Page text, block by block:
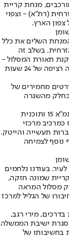
מנחת קריית
(רת"א) - וצפוי
הארץ.
השלים את כלל
בשלב זה
תאורת המסלול -
יורחב הרישיון גם לפעילות לילה, מה שיאפשר הפעלה רציפה של 24 שעות
מחמירים של
כחלק מהשגרה
המנחת משתלב בתוכניות הפיתוח הארציות, ובהן תמ"א 15 ותוכנית
כמרכיב מרכזי
תעשייה והייטק.
נוסף לצמיחה
בעודנו נלחמים
שמונה חזקה,
מסלול המראה
של הגליל למרכז
מירי רגב,
ישיבת הממשלה
בחשיבותו של